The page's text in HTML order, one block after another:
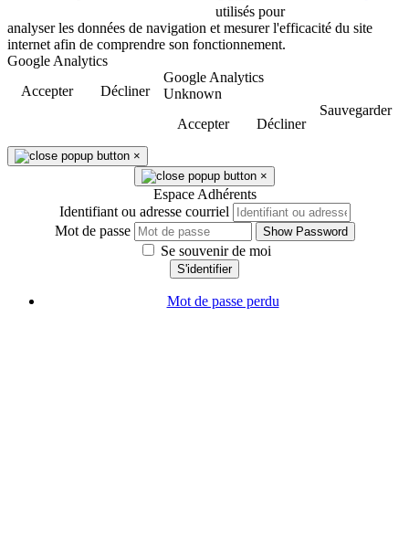
utilisés pour
analyser les données de navigation et mesurer l'efficacité du site
internet afin de comprendre son fonctionnement.
Google Analytics
Accepter
Décliner
Google Analytics
Unknown
Accepter
Décliner
Sauvegarder
×
×
Espace Adhérents
Identifiant ou adresse courriel
Mot de passe
Show Password
Se souvenir de moi
S'identifier
Mot de passe perdu